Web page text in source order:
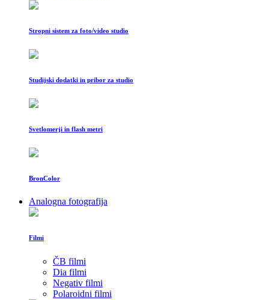
Stropni sistem za foto/video studio
Studijski dodatki in pribor za studio
Svetlomerji in flash metri
BronColor
Analogna fotografija
Filmi
ČB filmi
Dia filmi
Negativ filmi
Polaroidni filmi